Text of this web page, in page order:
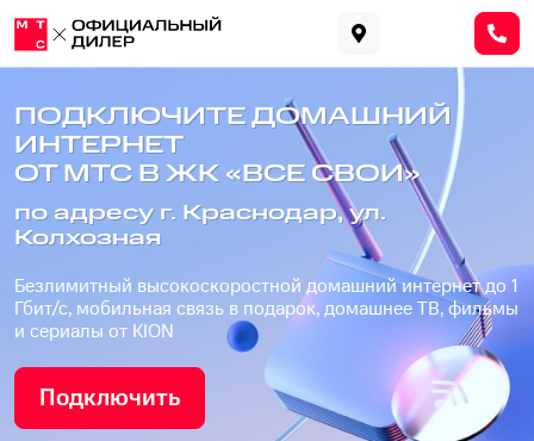
ПОДКЛЮЧИТЕ ДОМАШНИЙ
ИНТЕРНЕТ
ОТ МТС В ЖК «ВСЕ СВОИ»
по адресу г. Краснодар, ул.
Колхозная
Безлимитный высокоскоростной домашний интернет до 1
Гбит/с, мобильная связь в подарок, домашнее ТВ, фильмы
и сериалы от KION
Подключить